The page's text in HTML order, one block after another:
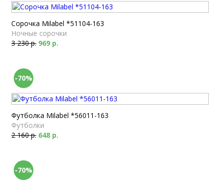
Сорочка Milabel *51104-163
Ночные сорочки
3 230 р. 969 р.
-70%
Футболка Milabel *56011-163
Футболки
2 160 р. 648 р.
-70%